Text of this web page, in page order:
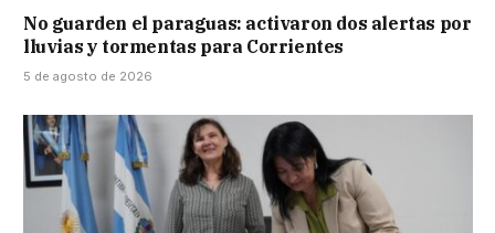
No guarden el paraguas: activaron dos alertas por
lluvias y tormentas para Corrientes
5 de agosto de 2026